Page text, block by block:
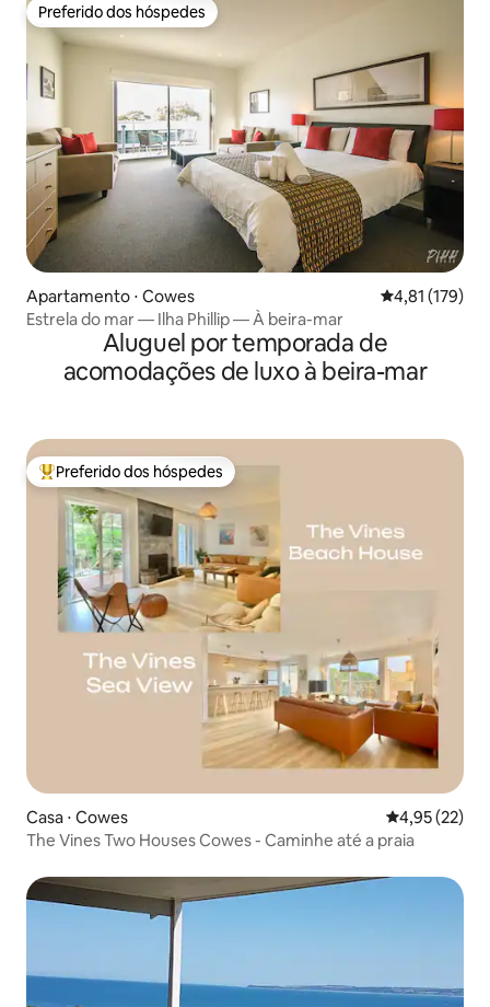
Preferido dos hóspedes
Preferido dos hóspedes
Apartamento ⋅ Cowes 4,81 de uma
4,81 (179)
Estrela do mar — Ilha Phillip — À beira-mar
Aluguel por temporada de
acomodações de luxo à beira-mar
Entre os melhores preferidos dos hóspedes
Preferido dos hóspedes
Casa ⋅ Cowes 4,95 de uma
4,95 (22)
The Vines Two Houses Cowes - Caminhe até a praia